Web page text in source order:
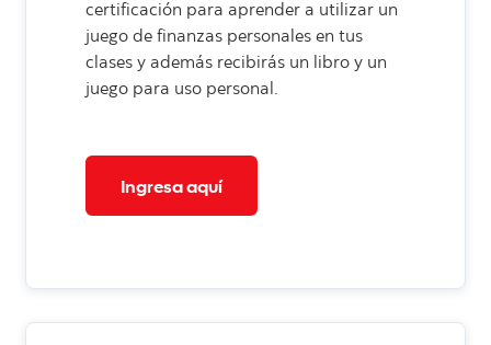
certificación para aprender a utilizar un
juego de finanzas personales en tus
clases y además recibirás un libro y un
juego para uso personal.
Ingresa aquí